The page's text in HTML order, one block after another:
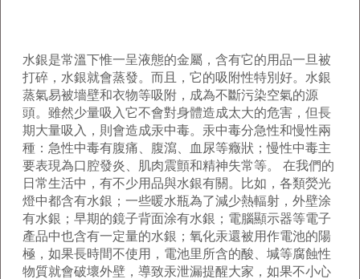
水銀是常溫下惟一呈液態的金屬，含有它的用品一旦被
打碎，水銀就會蒸發。而且，它的吸附性特別好。水銀
蒸氣易被墻壁和衣物等吸附，成為不斷污染空氣的源
頭。雖然少量吸入它不會對身體造成太大的危害，但長
期大量吸入，則會造成汞中毒。汞中毒分急性和慢性兩
種：急性中毒有腹痛、腹瀉、血尿等癥狀；慢性中毒主
要表現為口腔發炎、肌肉震顫和精神失常等。 在我們的
日常生活中，有不少用品與水銀有關。比如，各類熒光
燈中都含有水銀；一些暖水瓶為了減少熱輻射，外壁涂
有水銀；早期的鏡子背面涂有水銀；電腦顯示器等電子
產品中也含有一定量的水銀；氧化汞還被用作電池的陽
極，如果長時間不使用，電池里所含的酸、堿等腐蝕性
物質就會破壞外壁，導致汞泄漏提醒大家，如果不小心